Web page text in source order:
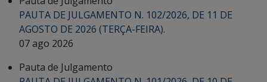
PAUTA DE JULGAMENTO N. 102/2026, DE 11 DE
AGOSTO DE 2026 (TERÇA-FEIRA).
07 ago 2026
Pauta de Julgamento